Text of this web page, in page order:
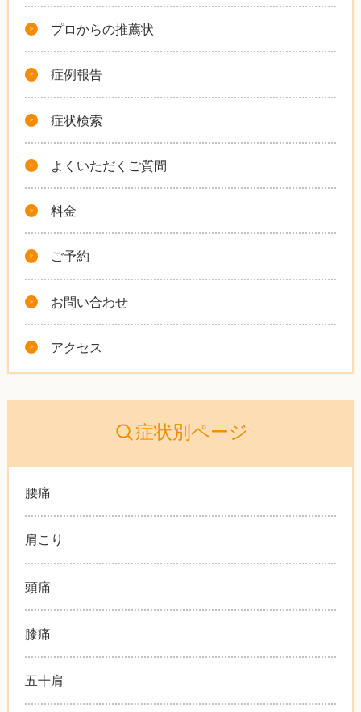
プロからの推薦状
症例報告
症状検索
よくいただくご質問
料金
ご予約
お問い合わせ
アクセス
症状別ページ
腰痛
肩こり
頭痛
膝痛
五十肩